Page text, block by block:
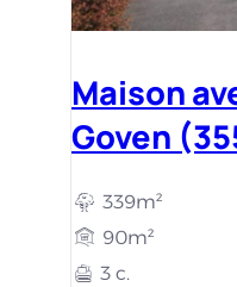
Maison
Goven
339m²
90m²
3 c.